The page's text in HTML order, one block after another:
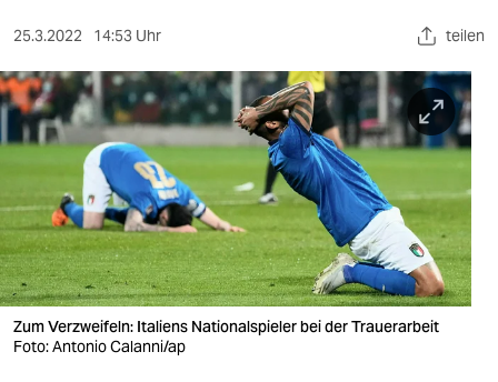
sport
berlin
nord
wahrheit
verlag
verlag
veranstaltungen
25.3.2022 14:53 Uhr teilen
Zum Verzweifeln: Italiens Nationalspieler bei der Trauerarbeit
Foto: Antonio Calanni/ap